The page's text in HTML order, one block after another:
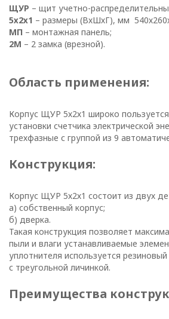
ЩУР – щит учетно-
5х2х1 – размеры (ВхШхГ), мм
МП – монтажная панель;
2М – 2 замка (врезной).
Область применения:
Корпус ЩУР 5х2х1 широко
установки счетчика электрической
трехфазные с группой из 9
Конструкция:
Корпус ЩУР 5х2х1 состоит из двух
а) собственный корпус;
б) дверка.
Такая конструкция позволяет
пыли и влаги устанавливаемые
уплотнителя используется
с треугольной личинкой.
Преимущества
данных
ответственностью
УТВЕРЖДАЮ